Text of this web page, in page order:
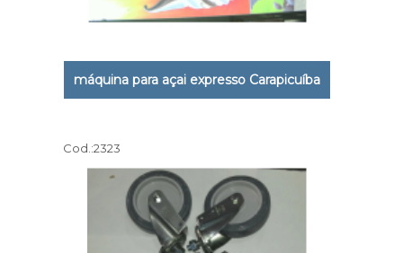
máquina para açai expresso Carapicuíba
Cod.:2323